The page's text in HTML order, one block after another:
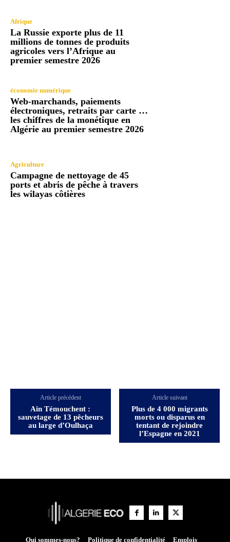
Afrique
La Russie exporte plus de 11
millions de tonnes de produits
agricoles vers l’Afrique au
premier semestre 2026
économie numérique
Web-marchands, paiements
électroniques, retraits par carte …
les chiffres de la monétique en
Algérie au premier semestre 2026
Agriculture
Campagne de nettoyage de 45
ports et abris de pêche à travers
les wilayas côtières
Article précédent
Ain Témouchent :
sauvetage de 13 pêcheurs
au large d’Oulhaça
Article suivant
Plus de 4 000 migrants
morts ou disparus en
tentant de rejoindre
l’Espagne en 2021
Qui sommes-nous? Politique de confidentialité Emplois